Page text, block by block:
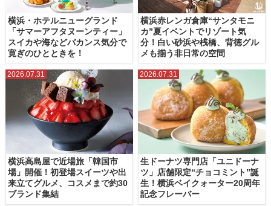
横浜・ホテルニューグランド
「サマーアフタヌーンティー」
スイカや海などバカンス気分で
寛ぎのひとときを！
横浜赤レンガ倉庫“サンタモニ
カ”夏イベントでリゾート気
分！白い砂浜や桟橋、背徳グル
メも揃う非日常の空間
2026.07.31
横浜高島屋で近場旅「韓国市
場」開催！初登場スイーツや出
来立てグルメ、コスメまで約30
ブランド集結
2026.07.31
生ドーナツ専門店「ユニドーナ
ツ」店舗限定“チョコミント”誕
生！横浜ベイクォーター20周年
記念フレーバー